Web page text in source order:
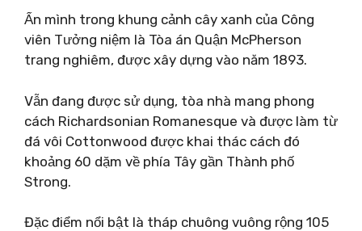
Ẩn mình trong khung cảnh cây xanh của Công
viên Tưởng niệm là Tòa án Quận McPherson
trang nghiêm, được xây dựng vào năm 1893.
Vẫn đang được sử dụng, tòa nhà mang phong
cách Richardsonian Romanesque và được làm từ
đá vôi Cottonwood được khai thác cách đó
khoảng 60 dặm về phía Tây gần Thành phố
Strong.
Đặc điểm nổi bật là tháp chuông vuông rộng 105